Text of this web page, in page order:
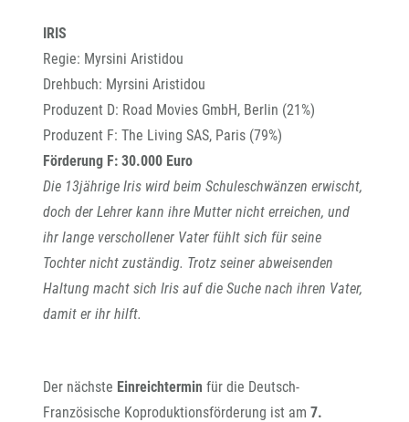
IRIS
Regie: Myrsini Aristidou
Drehbuch: Myrsini Aristidou
Produzent D: Road Movies GmbH, Berlin (21%)
Produzent F: The Living SAS, Paris (79%)
Förderung F: 30.000 Euro
Die 13jährige Iris wird beim Schuleschwänzen erwischt,
doch der Lehrer kann ihre Mutter nicht erreichen, und
ihr lange verschollener Vater fühlt sich für seine
Tochter nicht zuständig. Trotz seiner abweisenden
Haltung macht sich Iris auf die Suche nach ihren Vater,
damit er ihr hilft.
Der nächste Einreichtermin für die Deutsch-
Französische Koproduktionsförderung ist am 7.